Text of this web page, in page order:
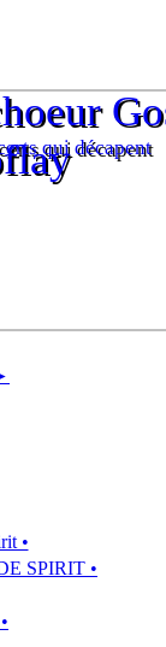
qui décapent
qui décapent
•
SPIRIT •